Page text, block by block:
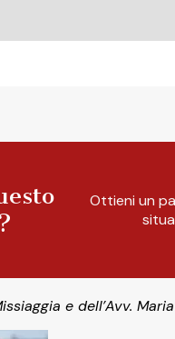
Ottieni un
e dell’Avv.